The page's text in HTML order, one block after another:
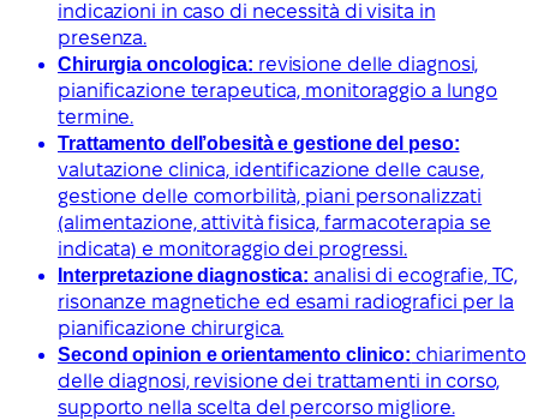
indicazioni in caso di necessità di visita in
presenza.
Chirurgia oncologica: revisione delle diagnosi,
pianificazione terapeutica, monitoraggio a lungo
termine.
Trattamento dell’obesità e gestione del peso:
valutazione clinica, identificazione delle cause,
gestione delle comorbilità, piani personalizzati
(alimentazione, attività fisica, farmacoterapia se
indicata) e monitoraggio dei progressi.
Interpretazione diagnostica: analisi di ecografie, TC,
risonanze magnetiche ed esami radiografici per la
pianificazione chirurgica.
Second opinion e orientamento clinico: chiarimento
delle diagnosi, revisione dei trattamenti in corso,
supporto nella scelta del percorso migliore.